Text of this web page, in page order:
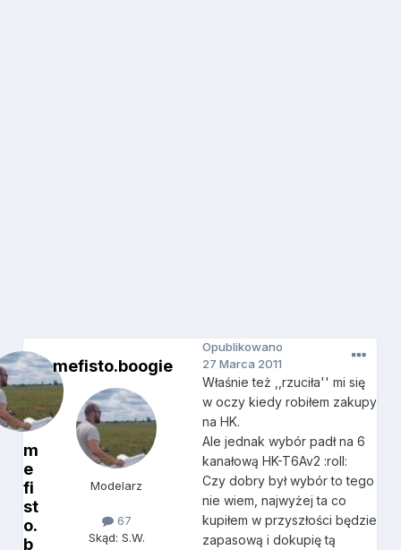
m
e
fi
st
o.
b
mefisto.boogie
Modelarz
67
Skąd: S.W.
Opublikowano
27 Marca 2011
Właśnie też ,,rzuciła'' mi się
w oczy kiedy robiłem zakupy
na HK.
Ale jednak wybór padł na 6
kanałową HK-T6Av2 :roll:
Czy dobry był wybór to tego
nie wiem, najwyżej ta co
kupiłem w przyszłości będzie
zapasową i dokupię tą